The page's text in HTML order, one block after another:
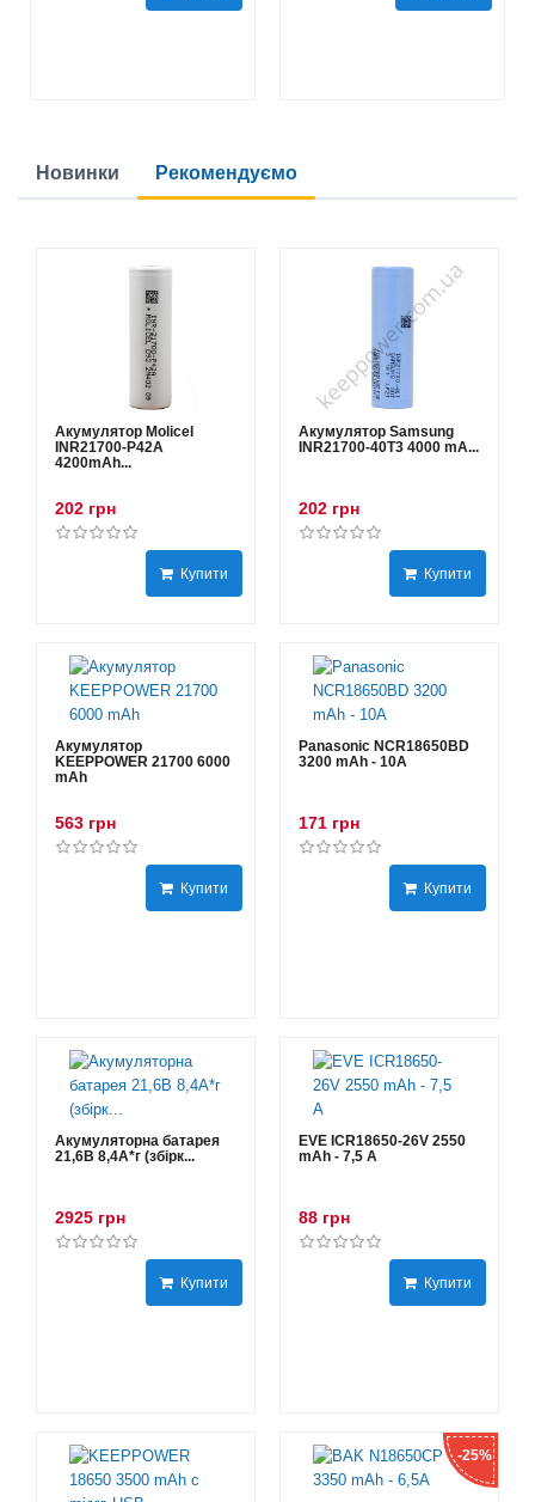
Новинки Рекомендуємо
Акумулятор Molicel
INR21700-P42A
4200mAh...
202 грн
Купити
Акумулятор Samsung
INR21700-40T3 4000 mA...
202 грн
Купити
Акумулятор
KEEPPOWER 21700 6000
mAh
563 грн
Купити
Panasonic NCR18650BD
3200 mAh - 10А
171 грн
Купити
Акумуляторна батарея
21,6В 8,4A*г (збірк...
2925 грн
Купити
EVE ICR18650-26V 2550
mAh - 7,5 А
88 грн
Купити
-25%